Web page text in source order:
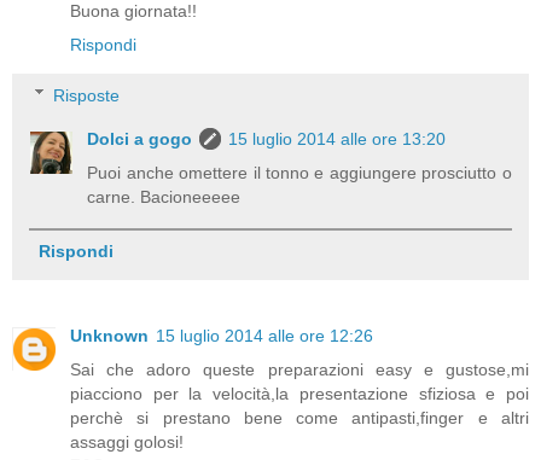
Buona giornata!!
Rispondi
Risposte
Dolci a gogo
15 luglio 2014 alle ore 13:20
Puoi anche omettere il tonno e aggiungere prosciutto o
carne. Bacioneeeee
Rispondi
Unknown 15 luglio 2014 alle ore 12:26
Sai che adoro queste preparazioni easy e gustose,mi
piacciono per la velocità,la presentazione sfiziosa e poi
perchè si prestano bene come antipasti,finger e altri
assaggi golosi!